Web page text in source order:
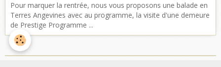
Pour marquer la rentrée, nous vous proposons une balade en
Terres Angevines avec au programme, la visite d'une demeure
de Prestige Programme ...